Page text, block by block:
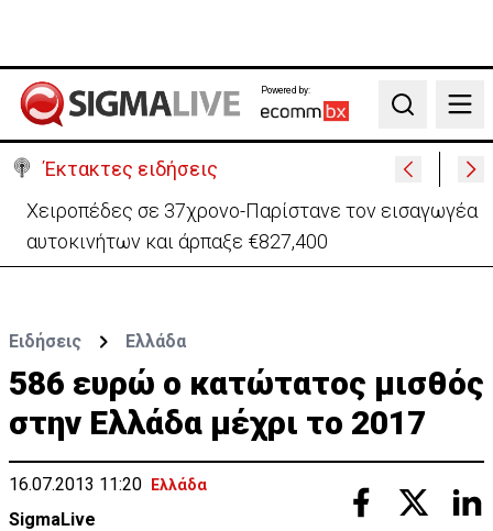
Powered by:
Search
Έκτακτες ειδήσεις
Παραμένει υπό κράτηση 44χρονος επιχειρηματίας
για υπόθεση εκβιασμών
Ειδήσεις Ελλάδα
586 ευρώ ο κατώτατος μισθός
στην Ελλάδα μέχρι το 2017
16.07.2013 11:20 Ελλάδα
SigmaLive